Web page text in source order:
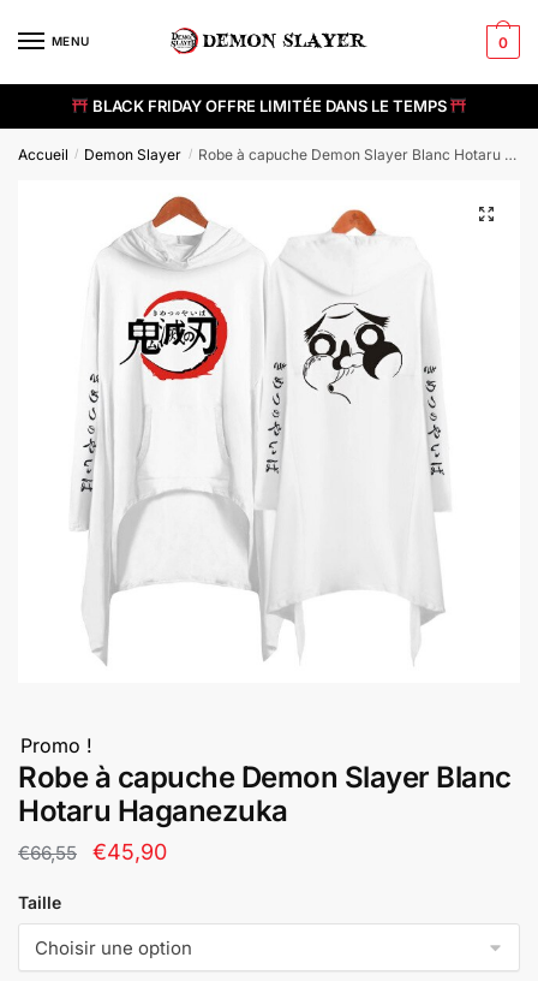
MENU 0
BLACK FRIDAY OFFRE LIMITÉE DANS LE TEMPS
Accueil / Demon Slayer / Robe à capuche Demon Slayer Blanc Hotaru Haganezuka
Promo !
Robe à capuche Demon Slayer Blanc
Hotaru Haganezuka
€66,55
Le
initial
était :
€45,90Le
actuel
est :
Taille